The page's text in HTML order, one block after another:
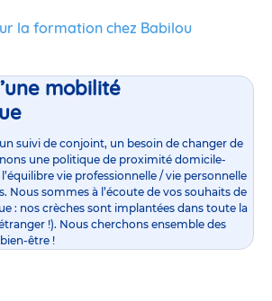
la formation chez Babilou
mobilité
suivi de conjoint, un besoin de changer de
une politique de proximité domicile-
vie professionnelle / vie personnelle
Nous sommes à l’écoute de vos souhaits de
: nos crèches sont implantées dans toute la
!). Nous cherchons ensemble des
être !